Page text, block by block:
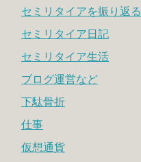
セミリタイアを振り返る
セミリタイア日記
セミリタイア生活
ブログ運営など
下駄骨折
仕事
仮想通貨